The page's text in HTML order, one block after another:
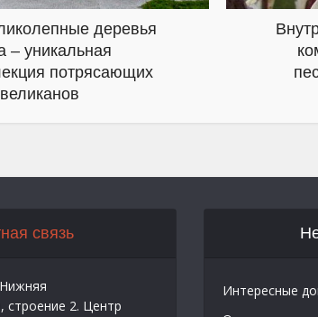
деревья
– уникальная
потрясающих
великанов
связь
строение 2. Центр
Интересные